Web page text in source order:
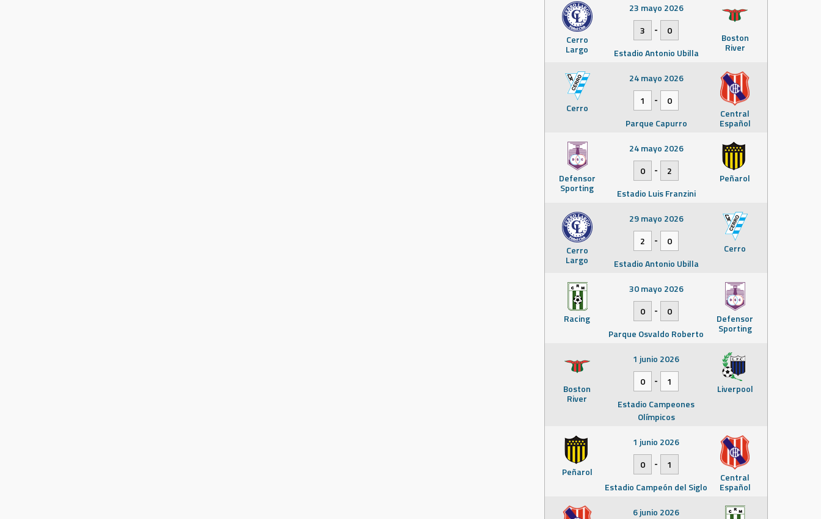
Cerro
Largo
Boston
River
23 mayo 2026
3
-
0
Estadio Antonio Ubilla
Cerro Central
Español
24 mayo 2026
1
-
0
Parque Capurro
Defensor
Sporting
Peñarol
24 mayo 2026
0
-
2
Estadio Luis Franzini
Cerro
Largo
Cerro
29 mayo 2026
2
-
0
Estadio Antonio Ubilla
Racing Defensor
Sporting
30 mayo 2026
0
-
0
Parque Osvaldo Roberto
Boston
River
Liverpool
1 junio 2026
0
-
1
Estadio Campeones
Olímpicos
Peñarol Central
Español
1 junio 2026
0
-
1
Estadio Campeón del Siglo
6 junio 2026